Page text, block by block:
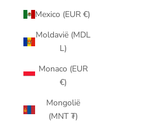
Mexico (EUR €)
Moldavië (MDL
L)
Monaco (EUR
€)
Mongolië
(MNT ₮)